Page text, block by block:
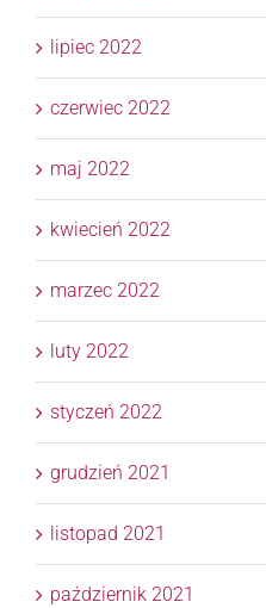
lipiec 2022
czerwiec 2022
maj 2022
kwiecień 2022
marzec 2022
luty 2022
styczeń 2022
grudzień 2021
listopad 2021
październik 2021